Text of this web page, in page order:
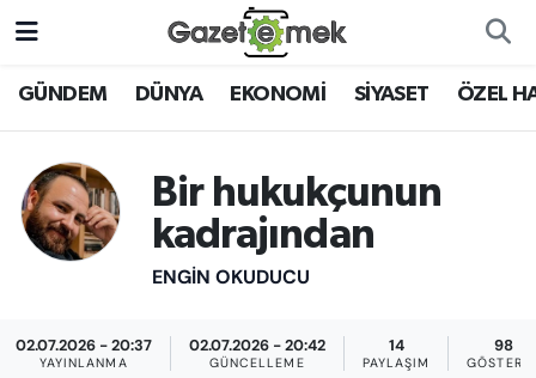
GÜNDEM DÜNYA EKONOMİ SİYASET ÖZEL
Bir hukukçunun
kadrajından
ENGIN OKUDUCU
02.07.2026 - 20:37
YAYINLANMA
02.07.2026 - 20:42
GÜNCELLEME
14
PAYLAŞIM
98
DÜNYA
EMEK HABERLERİ
YENİ MEDYADA EMEK
FAYDALI BİLGİLER
Nöbetçi Eczaneler
İstanbul Namaz Vakitleri
Trafik Durumu
Süper Lig Puan Durumu ve Fikstür